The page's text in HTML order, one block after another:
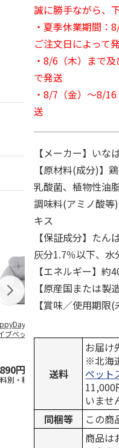
2wayド
ブベッド グレ
円
別・税込)
イレ ナチュラ
1,550円
(送料別・税込)
誠に勝手ながら、
・夏季休業期間：
ご注文日によって
・8/6（木）まで
で発送
・8/7（金）～8/
送
【メーカー】いな
【原材料(成分)】
乳酸菌、植物性油
調味料(アミノ酸等
キス
【保証成分】た
灰分1.7％以下、水
【エネルギー】約
【原産国または製
【賞味／使用期限
送料
お届け
※北海
ペット
11,000
いませ
同梱等
この商
商品は